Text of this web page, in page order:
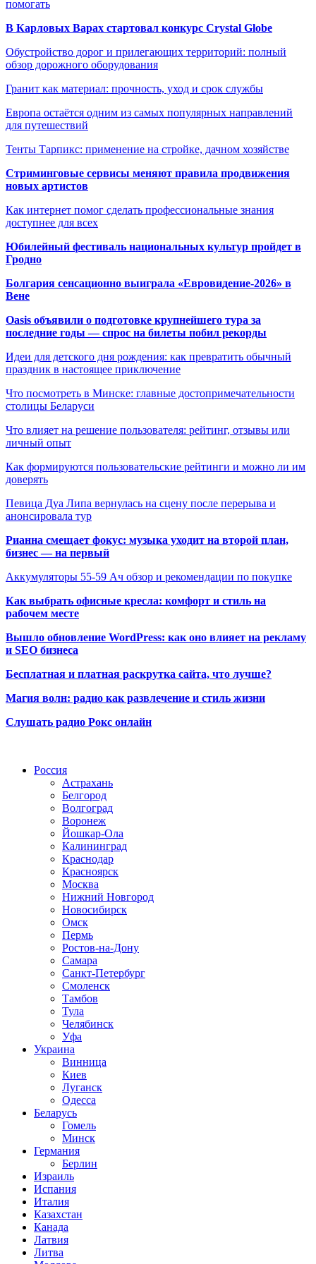
помогать
В Карловых Варах стартовал конкурс Crystal Globe
Обустройство дорог и прилегающих территорий: полный
обзор дорожного оборудования
Гранит как материал: прочность, уход и срок службы
Европа остаётся одним из самых популярных направлений
для путешествий
Тенты Тарпикс: применение на стройке, дачном хозяйстве
Стриминговые сервисы меняют правила продвижения
новых артистов
Как интернет помог сделать профессиональные знания
доступнее для всех
Юбилейный фестиваль национальных культур пройдет в
Гродно
Болгария сенсационно выиграла «Евровидение-2026» в
Вене
Oasis объявили о подготовке крупнейшего тура за
последние годы — спрос на билеты побил рекорды
Идеи для детского дня рождения: как превратить обычный
праздник в настоящее приключение
Что посмотреть в Минске: главные достопримечательности
столицы Беларуси
Что влияет на решение пользователя: рейтинг, отзывы или
личный опыт
Как формируются пользовательские рейтинги и можно ли им
доверять
Певица Дуа Липа вернулась на сцену после перерыва и
анонсировала тур
Рианна смещает фокус: музыка уходит на второй план,
бизнес — на первый
Аккумуляторы 55-59 Ач обзор и рекомендации по покупке
Как выбрать офисные кресла: комфорт и стиль на
рабочем месте
Вышло обновление WordPress: как оно влияет на рекламу
и SEO бизнеса
Бесплатная и платная раскрутка сайта, что лучше?
Магия волн: радио как развлечение и стиль жизни
Слушать радио Рокс онлайн
Россия
Астрахань
Белгород
Волгоград
Воронеж
Йошкар-Ола
Калининград
Краснодар
Красноярск
Москва
Нижний Новгород
Новосибирск
Омск
Пермь
Ростов-на-Дону
Самара
Санкт-Петербург
Смоленск
Тамбов
Тула
Челябинск
Уфа
Украина
Винница
Киев
Луганск
Одесса
Беларусь
Гомель
Минск
Германия
Берлин
Израиль
Испания
Италия
Казахстан
Канада
Латвия
Литва